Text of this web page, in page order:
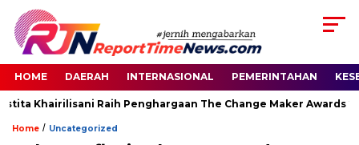
HOME DAERAH INTERNASIONAL PEMERINTAHAN
Khairilisani Raih Penghargaan The Change Maker Awards
Home / Uncategorized